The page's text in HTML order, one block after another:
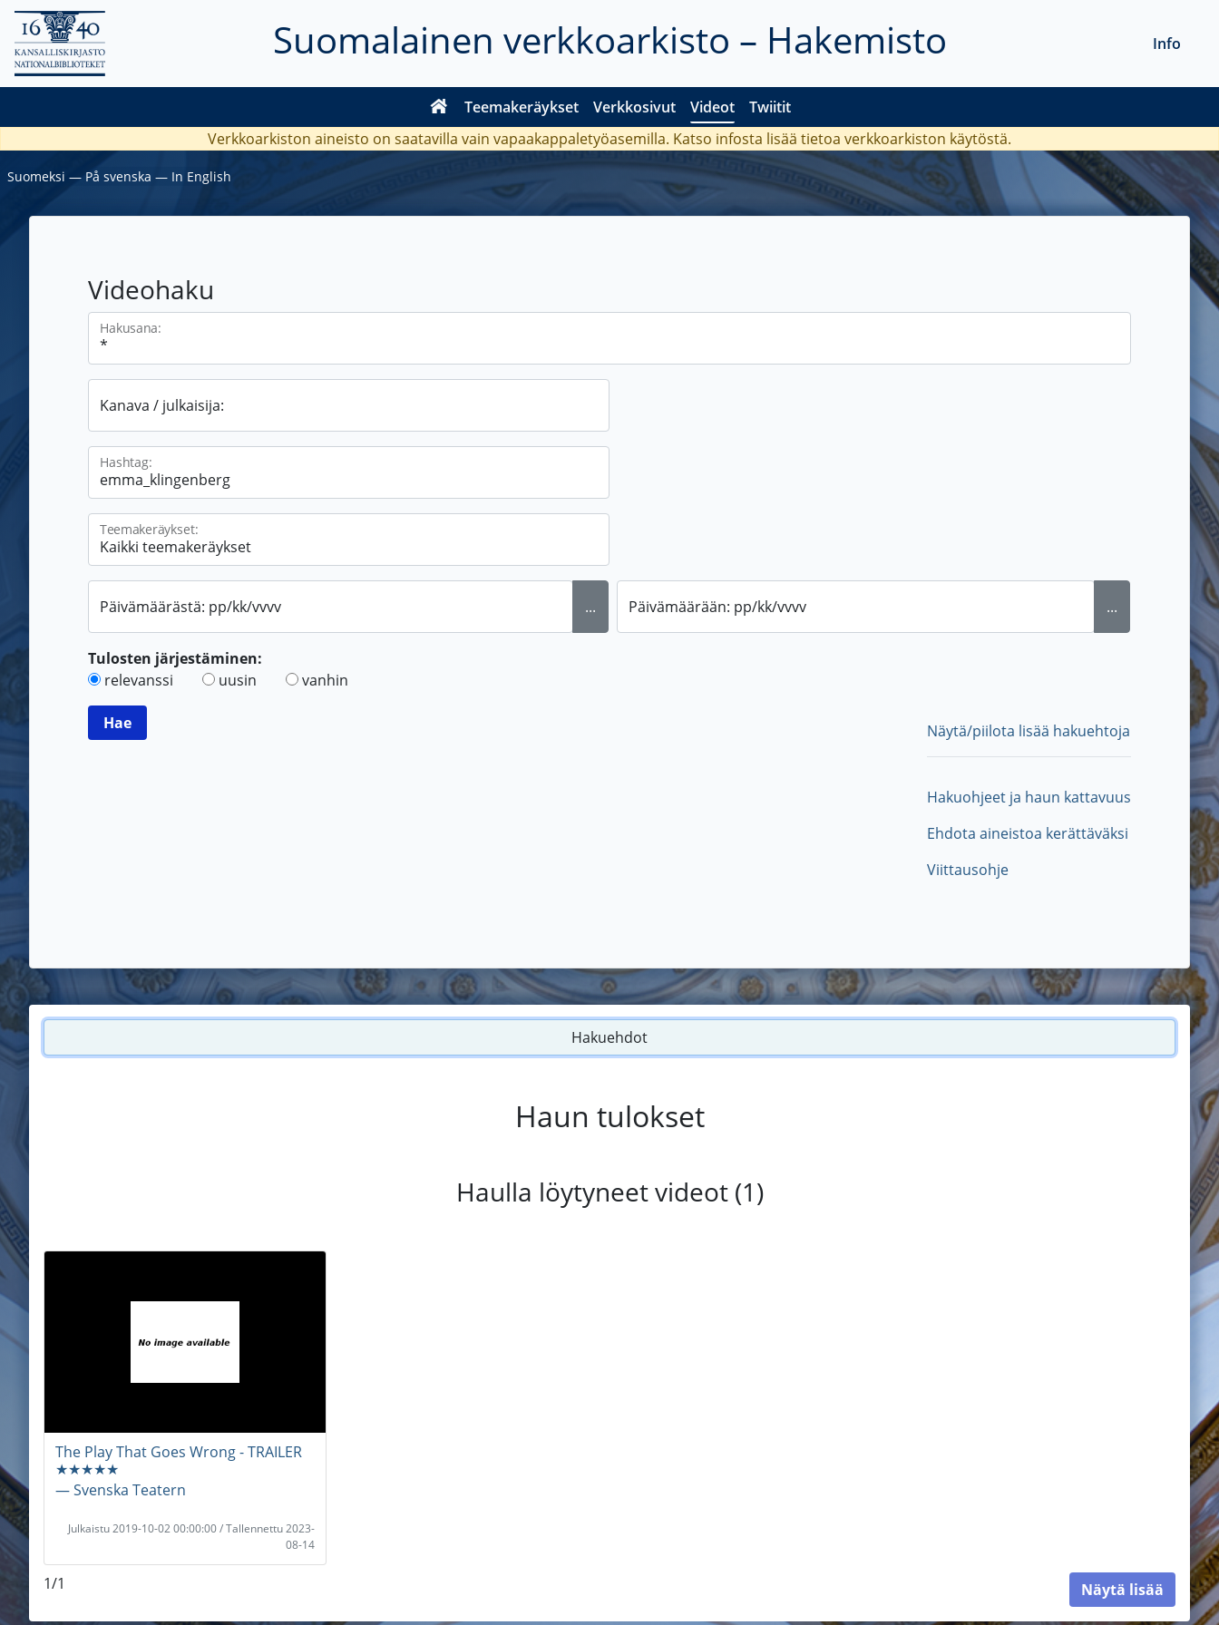
Suomalainen verkkoarkisto – Hakemisto
Teemakeräykset Verkkosivut Videot Twiitit
Info
Verkkoarkiston aineisto on saatavilla vain vapaakappaletyöasemilla. Katso infosta lisää tietoa verkkoarkiston käytöstä.
Suomeksi ― På svenska ― In English
Videohaku
Hakusana:
Kanava / julkaisija:
Hashtag:
Teemakeräykset:
Päivämäärästä: pp/kk/vvvv ... Päivämäärään: pp/kk/vvvv ...
Tulosten järjestäminen:
relevanssi
uusin vanhin
Näytä/piilota lisää hakuehtoja
Hakuohjeet ja haun kattavuus
Ehdota aineistoa kerättäväksi
Viittausohje
Hakuehdot
Haun tulokset
Haulla löytyneet videot (1)
The Play That Goes Wrong - TRAILER
★★★★★
― Svenska Teatern
Julkaistu 2019-10-02 00:00:00 / Tallennettu 2023-
08-14
1/1 Näytä lisää